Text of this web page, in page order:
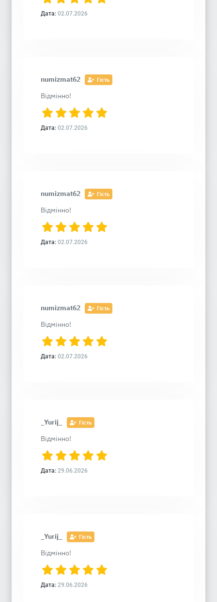
Дата: 02.07.2026
numizmat62 Гість
Відмінно!
Дата: 02.07.2026
numizmat62 Гість
Відмінно!
Дата: 02.07.2026
numizmat62 Гість
Відмінно!
Дата: 02.07.2026
_Yurij_ Гість
Відмінно!
Дата: 29.06.2026
_Yurij_ Гість
Відмінно!
Дата: 29.06.2026